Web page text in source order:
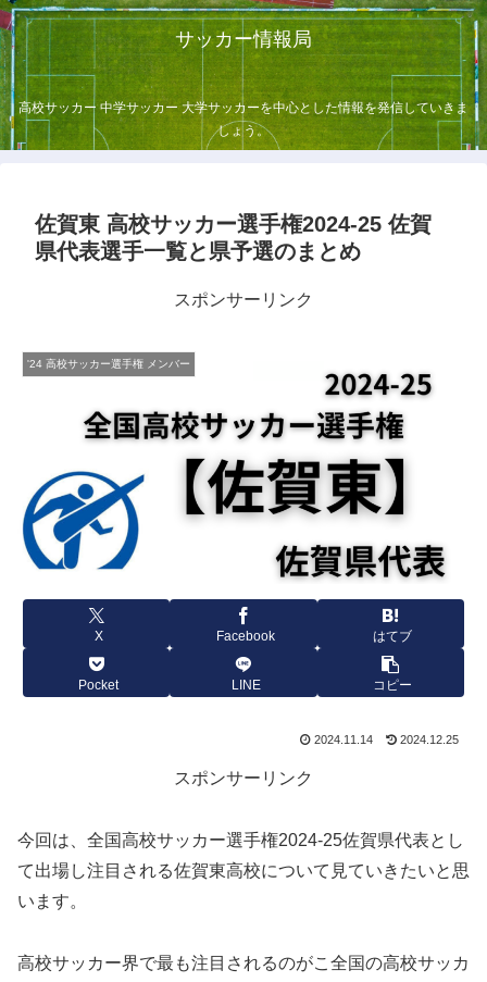
サッカー情報局
高校サッカー 中学サッカー 大学サッカーを中心とした情報を発信していきま
しょう。
佐賀東 高校サッカー選手権2024-25 佐賀
県代表選手一覧と県予選のまとめ
スポンサーリンク
'24 高校サッカー選手権 メンバー
X Facebook はてブ
Pocket LINE コピー
2024.11.14 2024.12.25
スポンサーリンク
今回は、全国高校サッカー選手権2024-25佐賀県代表とし
て出場し注目される佐賀東高校について見ていきたいと思
います。
高校サッカー界で最も注目されるのがこ全国の高校サッカ